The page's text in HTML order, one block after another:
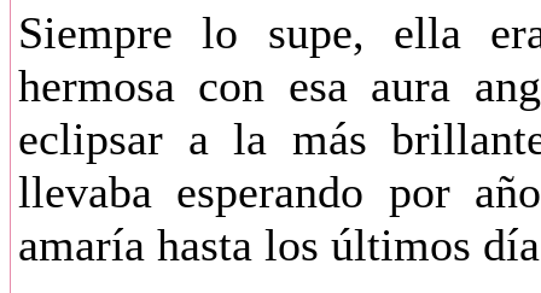
Siempre lo supe, ella
hermosa con esa aura
eclipsar a la más
llevaba esperando por
amaría hasta los últimos